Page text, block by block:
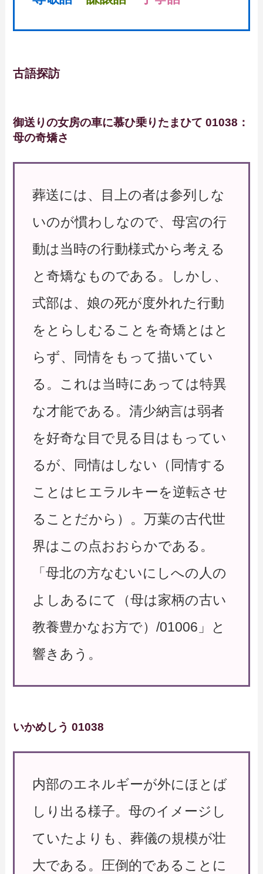
古語探訪
御送りの女房の車に慕ひ乗りたまひて 01038：
母の奇矯さ
葬送には、目上の者は参列しな
いのが慣わしなので、母宮の行
動は当時の行動様式から考える
と奇矯なものである。しかし、
式部は、娘の死が度外れた行動
をとらしむることを奇矯とはと
らず、同情をもって描いてい
る。これは当時にあっては特異
な才能である。清少納言は弱者
を好奇な目で見る目はもってい
るが、同情はしない（同情する
ことはヒエラルキーを逆転させ
ることだから）。万葉の古代世
界はこの点おおらかである。
「母北の方なむいにしへの人の
よしあるにて（母は家柄の古い
教養豊かなお方で）/01006」と
響きあう。
いかめしう 01038
内部のエネルギーが外にほとば
しり出る様子。母のイメージし
ていたよりも、葬儀の規模が壮
大である。圧倒的であることに